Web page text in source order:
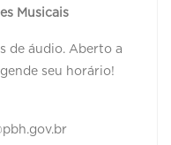
Musicais
de áudio. Aberto a
seu horário!